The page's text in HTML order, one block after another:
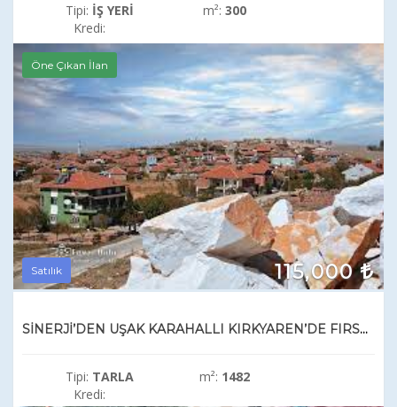
Tipi: İŞ YERI m²:300
Kredi:
Öne Çıkan İlan
115,000
Satılık
SİNERJİ’DEN UŞAK KARAHALLI KIRKYAREN’DE FIRSAT SATILIK ARAZİ
Tipi: TARLA m²: 1482
Kredi: